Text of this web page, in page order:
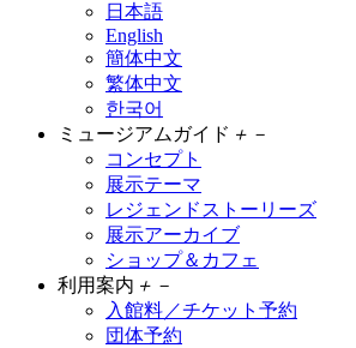
日本語
English
簡体中文
繁体中文
한국어
ミュージアムガイド ＋ －
コンセプト
展示テーマ
レジェンドストーリーズ
展示アーカイブ
ショップ＆カフェ
利用案内 ＋ －
入館料／チケット予約
団体予約